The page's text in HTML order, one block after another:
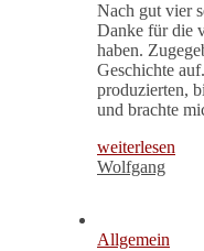
Nach gut vier
Danke für die
haben.
Geschichte
produzierten,
und brachte
weiterlesen
Wolfgang
Allgemein